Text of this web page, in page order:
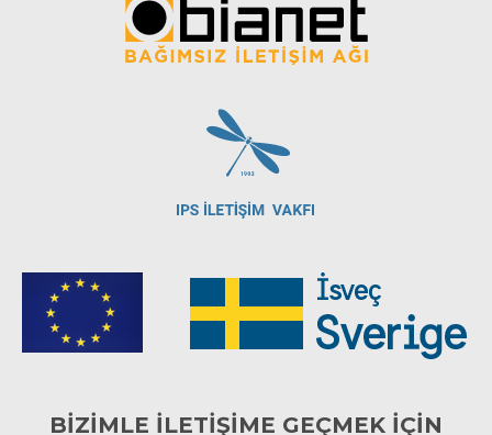
BİZİMLE İLETİŞİME GEÇMEK İÇİN